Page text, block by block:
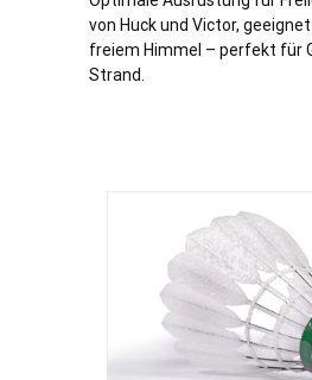
von Huck und Victor,
freiem Himmel – perfekt für
Strand.